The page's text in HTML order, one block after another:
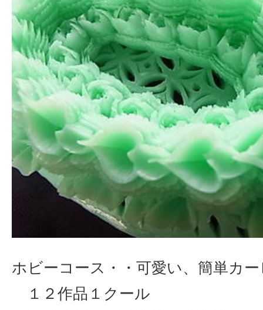
ホビーコース・・可愛い、簡単カ
１２作品１クール